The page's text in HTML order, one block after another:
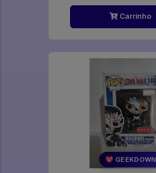
Carrinho
💖 GEEKDOWN